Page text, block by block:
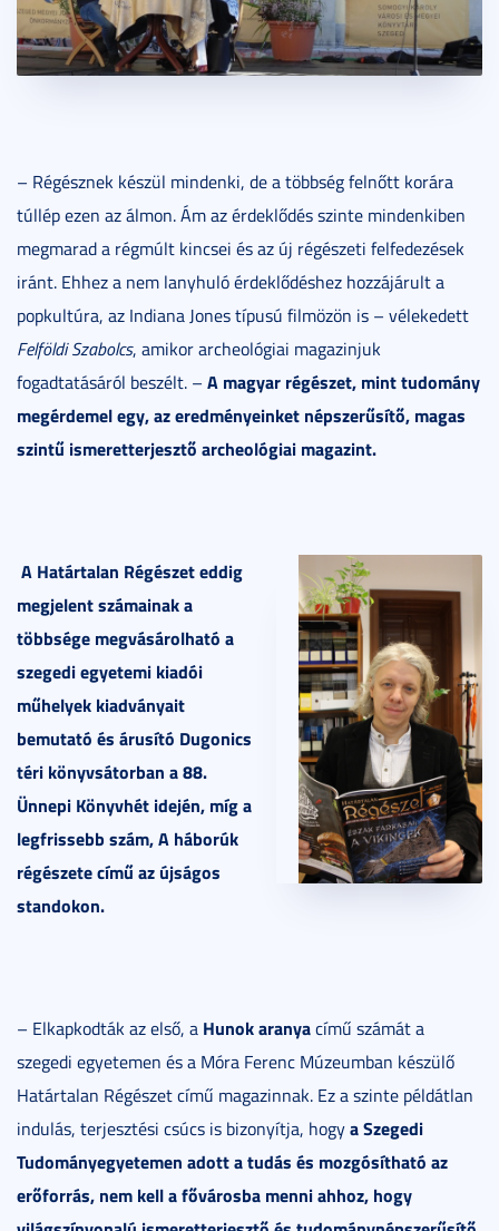
– Régésznek készül mindenki, de a többség felnőtt korára
túllép ezen az álmon. Ám az érdeklődés szinte mindenkiben
megmarad a régmúlt kincsei és az új régészeti felfedezések
iránt. Ehhez a nem lanyhuló érdeklődéshez hozzájárult a
popkultúra, az Indiana Jones típusú filmözön is – vélekedett
Felföldi Szabolcs, amikor archeológiai magazinjuk
fogadtatásáról beszélt. – A magyar régészet, mint tudomány
megérdemel egy, az eredményeinket népszerűsítő, magas
szintű ismeretterjesztő archeológiai magazint.
A Határtalan Régészet eddig
megjelent számainak a
többsége megvásárolható a
szegedi egyetemi kiadói
műhelyek kiadványait
bemutató és árusító Dugonics
téri könyvsátorban a 88.
Ünnepi Könyvhét idején, míg a
legfrissebb szám, A háborúk
régészete című az újságos
standokon.
– Elkapkodták az első, a Hunok aranyacímű számát a
szegedi egyetemen és a Móra Ferenc Múzeumban készülő
Határtalan Régészet című magazinnak. Ez a szinte példátlan
indulás, terjesztési csúcs is bizonyítja, hogya Szegedi
Tudományegyetemen adott a tudás és mozgósítható az
erőforrás, nem kell a fővárosba menni ahhoz, hogy